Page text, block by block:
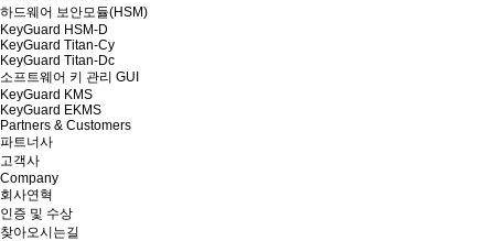
하드웨어 보안모듈(HSM)
KeyGuard HSM-D
KeyGuard Titan-Cy
KeyGuard Titan-Dc
소프트웨어 키 관리 GUI
KeyGuard KMS
KeyGuard EKMS
Partners & Customers
파트너사
고객사
Company
회사연혁
인증 및 수상
찾아오시는길